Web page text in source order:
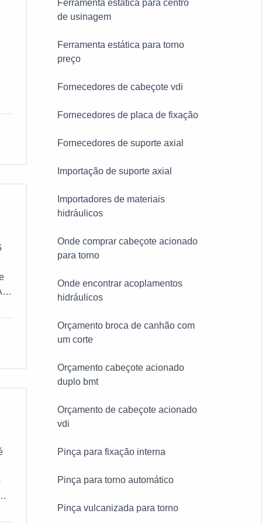
Ferramenta estática para centro
de usinagem
Ferramenta estática para torno
preço
Fornecedores de cabeçote vdi
Fornecedores de placa de fixação
Fornecedores de suporte axial
Importação de suporte axial
Importadores de materiais
hidráulicos
Onde comprar cabeçote acionado
para torno
Onde encontrar acoplamentos
hidráulicos
Orçamento broca de canhão com
um corte
Orçamento cabeçote acionado
duplo bmt
Orçamento de cabeçote acionado
vdi
Pinça para fixação interna
Pinça para torno automático
Pinça vulcanizada para torno